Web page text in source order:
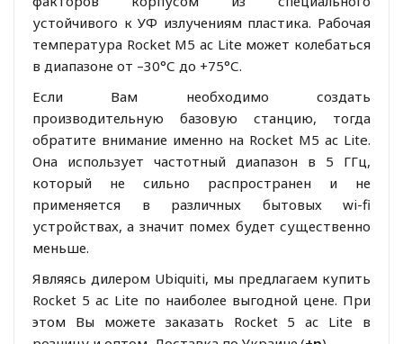
устойчивого к УФ излучениям пластика. Рабочая
температура Rocket M5 ac Lite может колебаться
в диапазоне от –30°С до +75°С.
Если Вам необходимо создать
производительную базовую станцию, тогда
обратите внимание именно на Rocket M5 ac Lite.
Она использует частотный диапазон в 5 ГГц,
который не сильно распространен и не
применяется в различных бытовых wi-fi
устройствах, а значит помех будет существенно
меньше.
Являясь дилером Ubiquiti, мы предлагаем купить
Rocket 5 ac Lite по наиболее выгодной цене. При
этом Вы можете заказать Rocket 5 ac Lite в